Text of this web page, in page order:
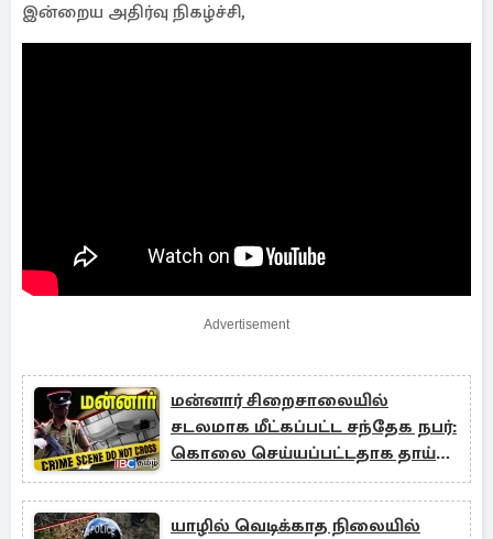
இன்றைய அதிர்வு நிகழ்ச்சி,
Advertisement
மன்னார் சிறைசாலையில்
சடலமாக மீட்கப்பட்ட சந்தேக நபர்:
கொலை செய்யப்பட்டதாக தாய்
குற்றச்சாட்டு
யாழில் வெடிக்காத நிலையில்